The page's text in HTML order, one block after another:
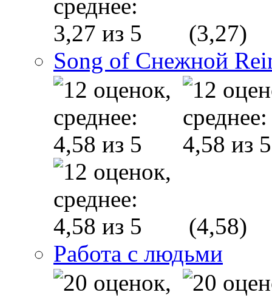
(3,27)
Song of Снежной
(4,58)
Работа с людьми